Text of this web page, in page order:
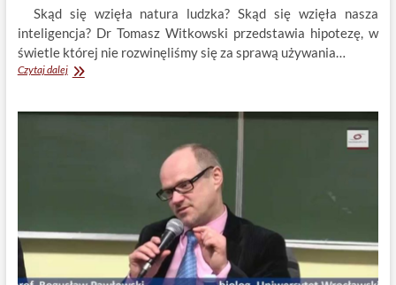
Skąd się wzięła natura ludzka? Skąd się wzięła nasza
inteligencja? Dr Tomasz Witkowski przedstawia hipotezę, w
świetle której nie rozwinęliśmy się za sprawą używania…
Czytaj dalejInteligencja
o